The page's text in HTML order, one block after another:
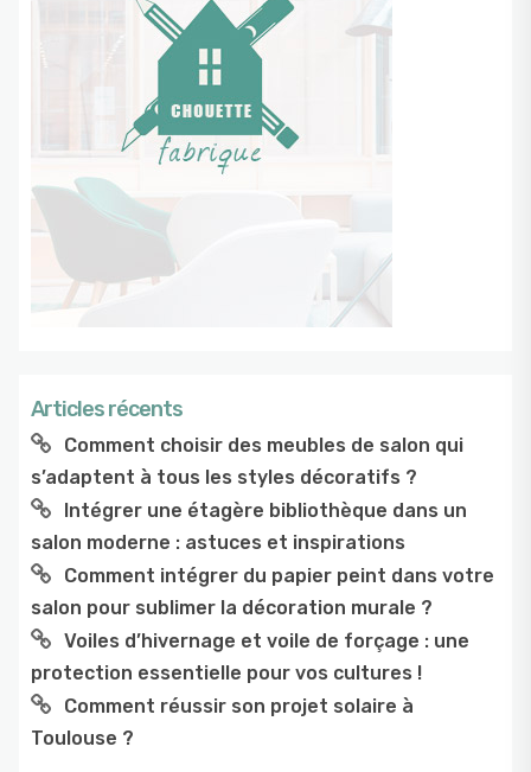
Articles récents
Comment choisir des meubles de salon qui
s’adaptent à tous les styles décoratifs ?
Intégrer une étagère bibliothèque dans un
salon moderne : astuces et inspirations
Comment intégrer du papier peint dans votre
salon pour sublimer la décoration murale ?
Voiles d’hivernage et voile de forçage : une
protection essentielle pour vos cultures !
Comment réussir son projet solaire à
Toulouse ?